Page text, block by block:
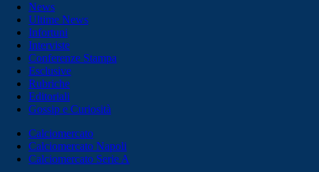
News
Ultime News
Infortuni
Interviste
Conferenze Stampa
Esclusive
Rubriche
Editoriali
Gossip e Curiosità
Calciomercato
Calciomercato Napoli
Calciomercato Serie A